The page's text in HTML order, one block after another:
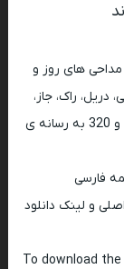
مداحی های روز و
راک، جاز،
هیپ هاپ و اپرا همراه با متن کامل و کیفیت 128 و 320 به رسانه ی
فارسی
و لینک دانلود
To download